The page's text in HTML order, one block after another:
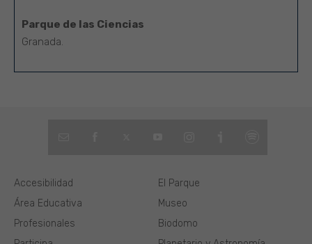
Parque de las Ciencias
Granada.
El Parque
Museo
Biodomo
Área Educativa
Profesionales
Accesibilidad